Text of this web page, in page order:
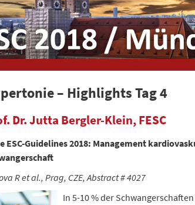
– Highlights Tag 4
Dr. Jutta Bergler-Klein, FESC
ESC-Guidelines 2018: Management
R et al., Prag, CZE, Abstract # 4027
In 5-10 % der